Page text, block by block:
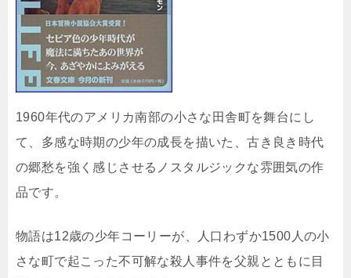
1960年代のアメリカ南部の小さな田舎町を舞台にし
て、多感な時期の少年の成長を描いた、古き良き時代
の郷愁を強く感じさせるノスタルジックな雰囲気の作
品です。
物語は12歳の少年コーリーが、人口わずか1500人の小
さな町で起こった不可解な殺人事件を父親とともに目